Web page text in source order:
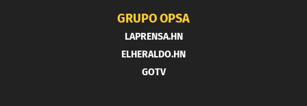
GRUPO OPSA
LAPRENSA.HN
ELHERALDO.HN
GOTV